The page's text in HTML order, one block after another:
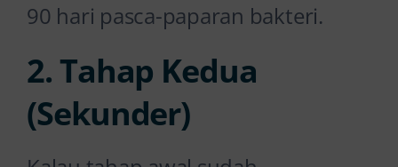
90 hari pasca-paparan bakteri.
2. Tahap Kedua
(Sekunder)